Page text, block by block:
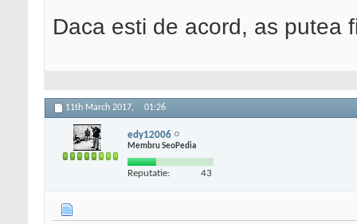
Daca esti de acord, as putea
11th March 2017, 01:26
edy12006
Membru SeoPedia
Reputatie: 43